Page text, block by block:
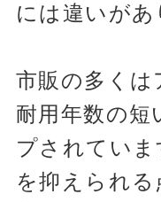
には違いがあ
市販の多くは
耐用年数の短
プされていま
を抑えられる